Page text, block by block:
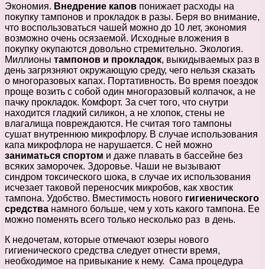
Экономия. Внедрение капов понижает расходы на
покупку тампонов и прокладок в разы. Беря во внимание,
что воспользоваться чашей можно до 10 лет, экономия
возможно очень осязаемой. Исходные вложения в
покупку окупаются довольно стремительно. Экология.
Миллионы тампонов и прокладок, выкидываемых раз в
день загрязняют окружающую среду, чего нельзя сказать
о многоразовых капах. Портативность. Во время поездок
проще возить с собой один многоразовый колпачок, а не
пачку прокладок. Комфорт. За счет того, что снутри
находится гладкий силикон, а не хлопок, стены не
влагалища повреждаются. Не считая того тампоны
сушат внутреннюю микрофлору. В случае использования
капа микрофлора не нарушается. С ней можно
заниматься спортом и даже плавать в бассейне без
всяких заморочек. Здоровье. Чаши не вызывают
синдром токсического шока, в случае их использования
исчезает таковой переносчик микробов, как хвостик
тампона. Удобство. Вместимость нового гигиенического
средства намного больше, чем у хоть какого тампона. Ее
можно поменять всего только несколько раз в день.
К недочетам, которые отмечают юзеры нового
гигиенического средства следует отнести время,
необходимое на привыкание к нему. Сама процедура